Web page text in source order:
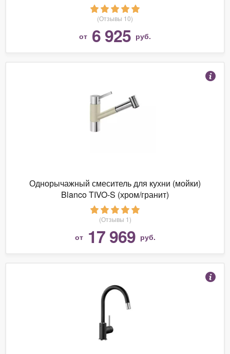
(Отзывы 10)
от 6 925 руб.
Однорычажный смеситель для кухни (мойки)
Blanco TIVO-S (хром/гранит)
(Отзывы 1)
от 17 969 руб.